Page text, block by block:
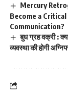
Mercury
Become a
Communication?
बुध ग्रह वक्री :
व्यवस्था की होगी